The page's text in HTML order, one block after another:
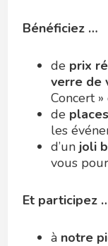
Bénéficiez …
de prix
verre de
Concert »
de
les
d’unjoli
vous
Et participez
à notre